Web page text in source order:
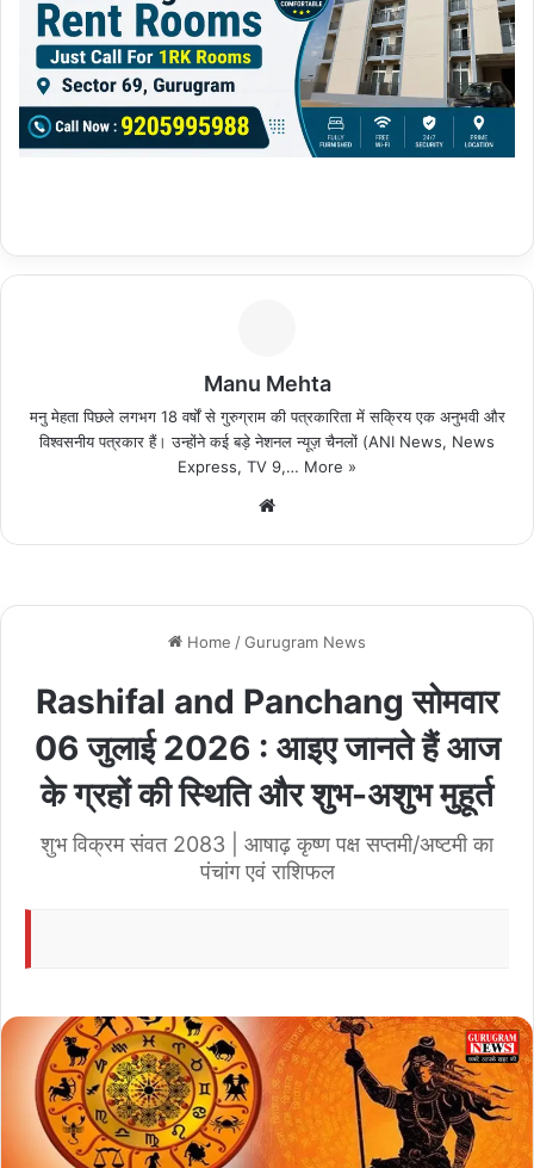
Manu Mehta
मनु मेहता पिछले लगभग 18 वर्षों से गुरुग्राम की पत्रकारिता में सक्रिय एक अनुभवी और
विश्वसनीय पत्रकार हैं। उन्होंने कई बड़े नेशनल न्यूज़ चैनलों (ANI News, News
Express, TV 9,… More »